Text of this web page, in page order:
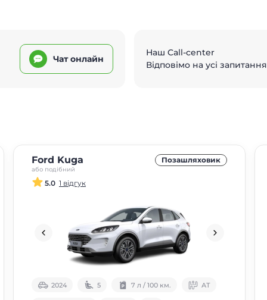
Чат онлайн
Наш Call-center
Відповімо на усі запитання
Ford Kuga
або подібний
Позашляховик
5.0 1 відгук
2024 5 7 л / 100 км. АТ